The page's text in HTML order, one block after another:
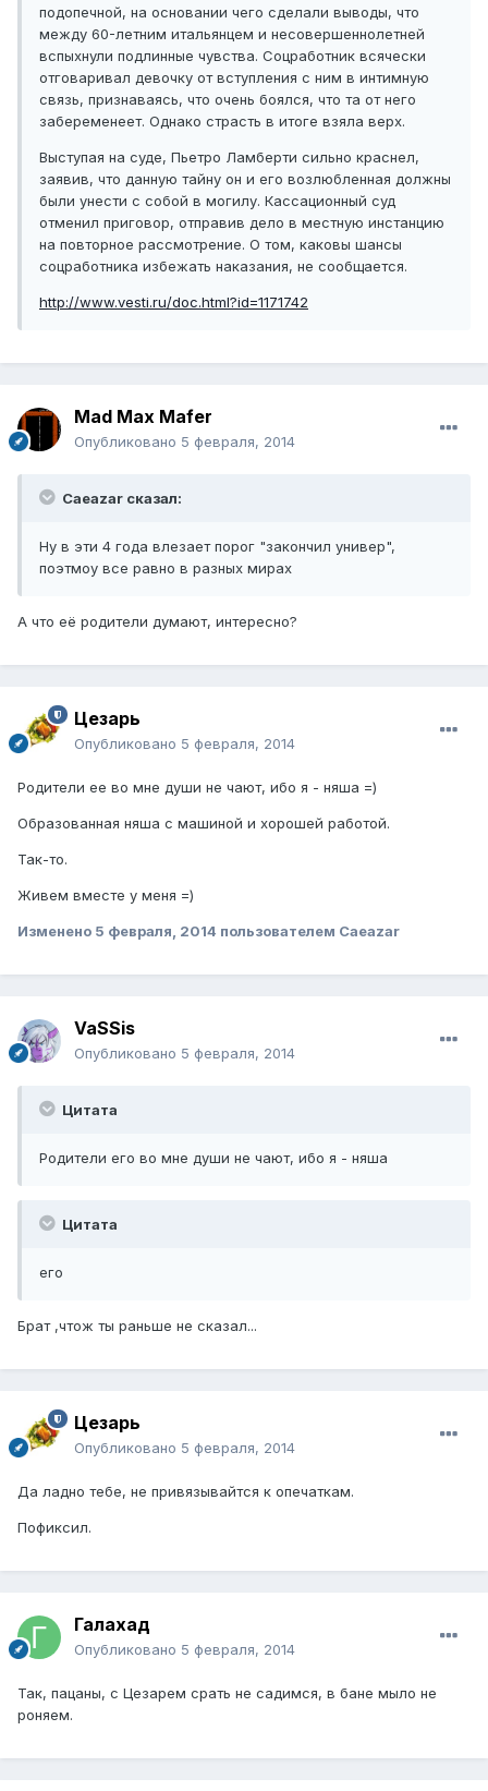
подопечной, на основании чего сделали выводы, что
между 60-летним итальянцем и несовершеннолетней
вспыхнули подлинные чувства. Соцработник всячески
отговаривал девочку от вступления с ним в интимную
связь, признаваясь, что очень боялся, что та от него
забеременеет. Однако страсть в итоге взяла верх.
Выступая на суде, Пьетро Ламберти сильно краснел,
заявив, что данную тайну он и его возлюбленная должны
были унести с собой в могилу. Кассационный суд
отменил приговор, отправив дело в местную инстанцию
на повторное рассмотрение. О том, каковы шансы
соцработника избежать наказания, не сообщается.
http://www.vesti.ru/doc.html?id=1171742
Mad Max Mafer
Опубликовано 5 февраля, 2014
Caeazar сказал:
Ну в эти 4 года влезает порог "закончил универ",
поэтмоу все равно в разных мирах
А что её родители думают, интересно?
Цезарь
Опубликовано 5 февраля, 2014
Родители ее во мне души не чают, ибо я - няша =)
Образованная няша с машиной и хорошей работой.
Так-то.
Живем вместе у меня =)
Изменено 5 февраля, 2014 пользователем Caeazar
VaSSis
Опубликовано 5 февраля, 2014
Цитата
Родители его во мне души не чают, ибо я - няша
Цитата
его
Брат ,чтож ты раньше не сказал...
Цезарь
Опубликовано 5 февраля, 2014
Да ладно тебе, не привязывайтся к опечаткам.
Пофиксил.
Галахад
Опубликовано 5 февраля, 2014
Так, пацаны, с Цезарем срать не садимся, в бане мыло не
роняем.